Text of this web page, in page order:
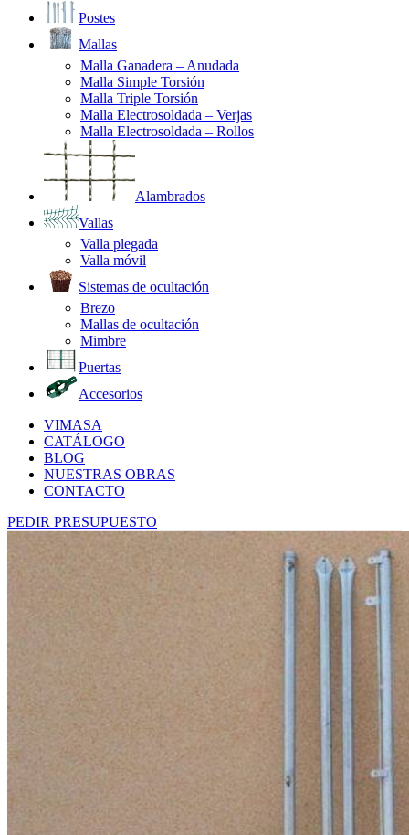
Postes
Mallas
Malla Ganadera – Anudada
Malla Simple Torsión
Malla Triple Torsión
Malla Electrosoldada – Verjas
Malla Electrosoldada – Rollos
Alambrados
Vallas
Valla plegada
Valla móvil
Sistemas de ocultación
Brezo
Mallas de ocultación
Mimbre
Puertas
Accesorios
VIMASA
CATÁLOGO
BLOG
NUESTRAS OBRAS
CONTACTO
PEDIR PRESUPUESTO